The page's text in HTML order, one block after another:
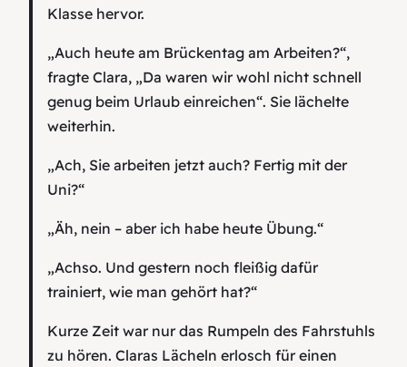
Klasse hervor.
„Auch heute am Brückentag am Arbeiten?“,
fragte Clara, „Da waren wir wohl nicht schnell
genug beim Urlaub einreichen“. Sie lächelte
weiterhin.
„Ach, Sie arbeiten jetzt auch? Fertig mit der
Uni?“
„Äh, nein – aber ich habe heute Übung.“
„Achso. Und gestern noch fleißig dafür
trainiert, wie man gehört hat?“
Kurze Zeit war nur das Rumpeln des Fahrstuhls
zu hören. Claras Lächeln erlosch für einen